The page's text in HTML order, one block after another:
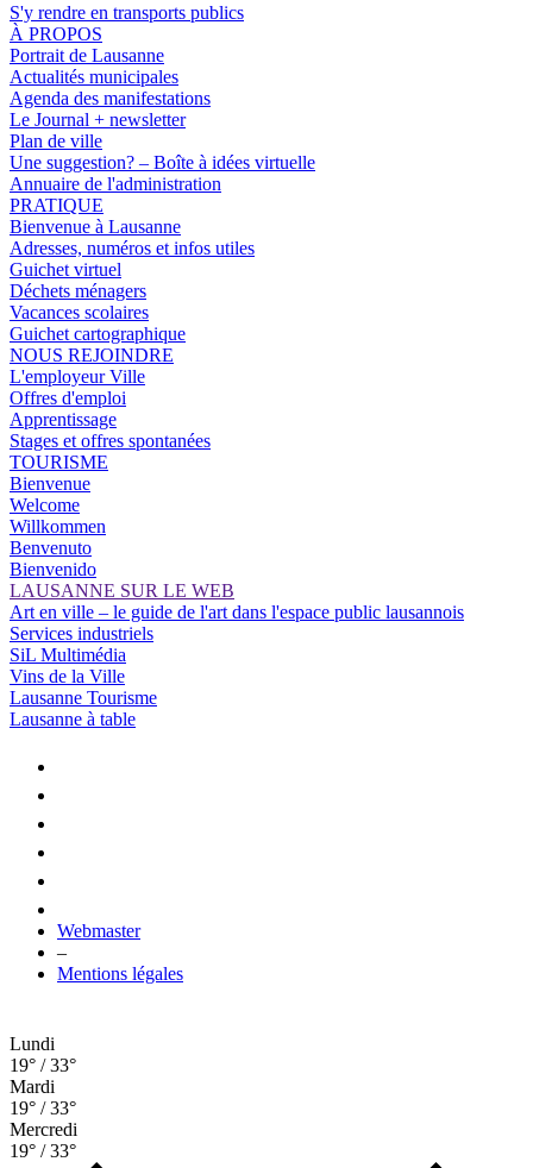
S'y rendre en transports publics
À PROPOS
Portrait de Lausanne
Actualités municipales
Agenda des manifestations
Le Journal + newsletter
Plan de ville
Une suggestion? – Boîte à idées virtuelle
Annuaire de l'administration
PRATIQUE
Bienvenue à Lausanne
Adresses, numéros et infos utiles
Guichet virtuel
Déchets ménagers
Vacances scolaires
Guichet cartographique
NOUS REJOINDRE
L'employeur Ville
Offres d'emploi
Apprentissage
Stages et offres spontanées
TOURISME
Bienvenue
Welcome
Willkommen
Benvenuto
Bienvenido
LAUSANNE SUR LE WEB
Art en ville – le guide de l'art dans l'espace public lausannois
Services industriels
SiL Multimédia
Vins de la Ville
Lausanne Tourisme
Lausanne à table
Webmaster
–
Mentions légales
Lundi
19° / 33°
Mardi
19° / 33°
Mercredi
19° / 33°